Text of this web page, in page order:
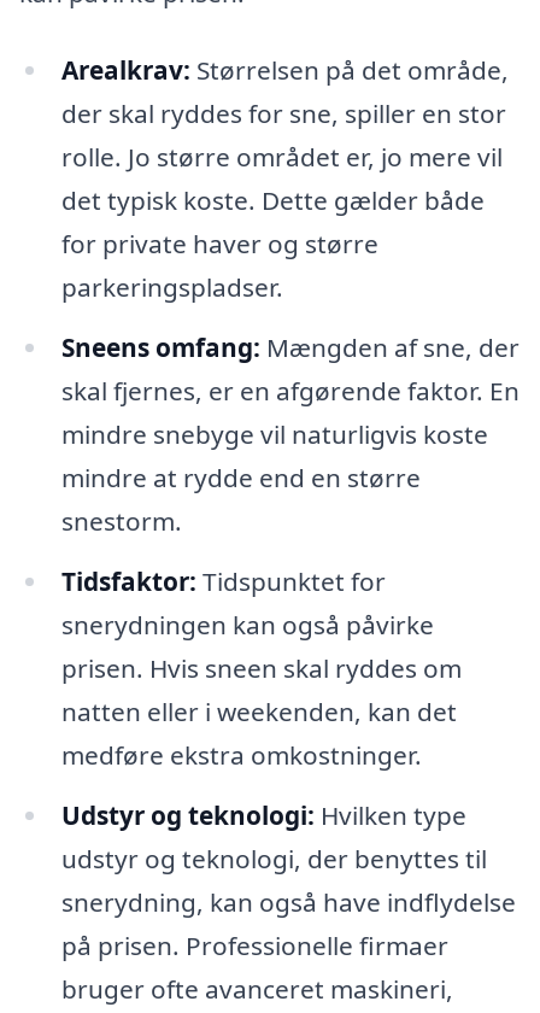
Arealkrav: Størrelsen på det område,
der skal ryddes for sne, spiller en stor
rolle. Jo større området er, jo mere vil
det typisk koste. Dette gælder både
for private haver og større
parkeringspladser.
Sneens omfang: Mængden af sne, der
skal fjernes, er en afgørende faktor. En
mindre snebyge vil naturligvis koste
mindre at rydde end en større
snestorm.
Tidsfaktor: Tidspunktet for
snerydningen kan også påvirke
prisen. Hvis sneen skal ryddes om
natten eller i weekenden, kan det
medføre ekstra omkostninger.
Udstyr og teknologi: Hvilken type
udstyr og teknologi, der benyttes til
snerydning, kan også have indflydelse
på prisen. Professionelle firmaer
bruger ofte avanceret maskineri,